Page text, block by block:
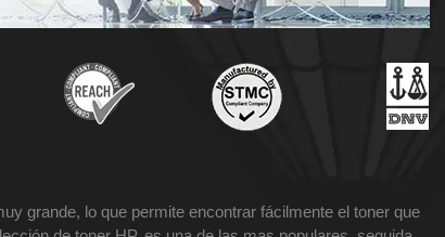
grande, lo que permite encontrar fácilmente el toner que